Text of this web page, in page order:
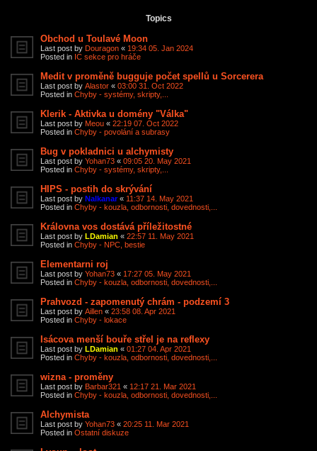
Topics
Obchod u Toulavé Moon
Last post by Douragon « 19:34 05. Jan 2024
Posted in IC sekce pro hráče
Medit v proměně bugguje počet spellů u Sorcerera
Last post by Alastor « 03:00 31. Oct 2022
Posted in Chyby - systémy, skripty,...
Klerik - Aktivka u domény "Válka"
Last post by Meou « 22:19 07. Oct 2022
Posted in Chyby - povolání a subrasy
Bug v pokladnici u alchymisty
Last post by Yohan73 « 09:05 20. May 2021
Posted in Chyby - systémy, skripty,...
HIPS - postih do skrývání
Last post by Nalkanar« 11:37 14. May 2021
Posted in Chyby - kouzla, odbornosti, dovednosti,...
Královna vos dostává příležitostné
Last post by LDamian « 22:57 11. May 2021
Posted in Chyby - NPC, bestie
Elementarni roj
Last post by Yohan73 « 17:27 05. May 2021
Posted in Chyby - kouzla, odbornosti, dovednosti,...
Prahvozd - zapomenutý chrám - podzemí 3
Last post by Aillen « 23:58 08. Apr 2021
Posted in Chyby - lokace
Isácova menší bouře střel je na reflexy
Last post by LDamian « 01:27 04. Apr 2021
Posted in Chyby - kouzla, odbornosti, dovednosti,...
wizna - proměny
Last post by Barbar321 « 12:17 21. Mar 2021
Posted in Chyby - kouzla, odbornosti, dovednosti,...
Alchymista
Last post by Yohan73 « 20:25 11. Mar 2021
Posted in Ostatní diskuze